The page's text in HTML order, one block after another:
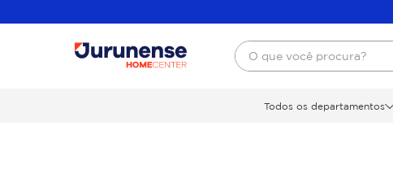
O que você procura?
Todos os departamentos